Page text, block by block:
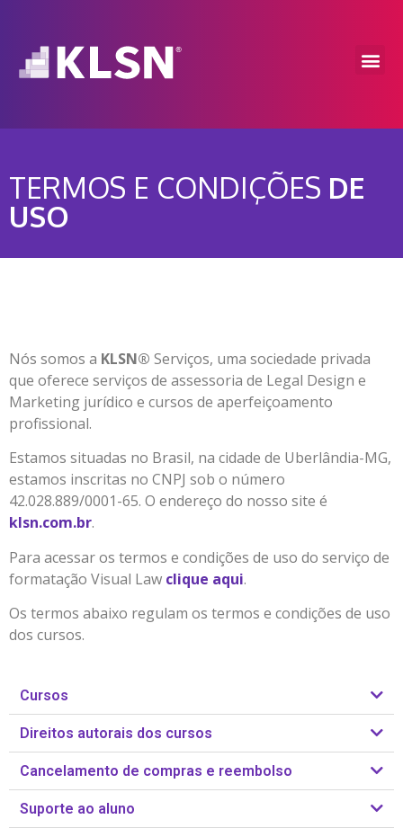
TERMOS E CONDIÇÕES DE
USO
Nós somos a KLSN® Serviços, uma sociedade privada
que oferece serviços de assessoria de Legal Design e
Marketing jurídico e cursos de aperfeiçoamento
profissional.
Estamos situadas no Brasil, na cidade de Uberlândia-MG,
estamos inscritas no CNPJ sob o número
42.028.889/0001-65. O endereço do nosso site é
klsn.com.br.
Para acessar os termos e condições de uso do serviço de
formatação Visual Law clique aqui.
Os termos abaixo regulam os termos e condições de uso
dos cursos.
Cursos
Direitos autorais dos cursos
Cancelamento de compras e reembolso
Suporte ao aluno